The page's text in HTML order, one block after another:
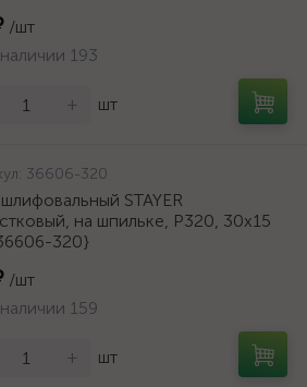
/шт
193
+ шт
36606-320
STAYER
на шпильке, P320, 30х15
320}
/шт
159
+ шт